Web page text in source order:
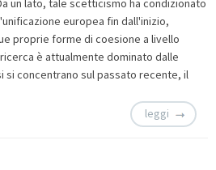
europea fin dall'inizio,
proprie forme di coesione a livello
è attualmente dominato dalle
si concentrano sul passato recente, il
leggi